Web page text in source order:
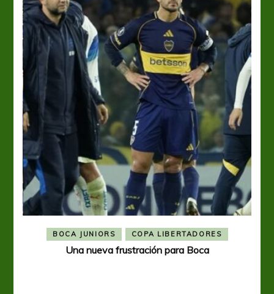
BOCA JUNIORS COPA LIBERTADORES
Una nueva frustración para Boca